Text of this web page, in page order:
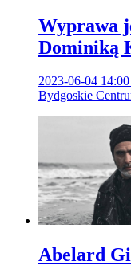
Wyprawa
Dominiką
2023-06-04
Bydgoskie
Abelard